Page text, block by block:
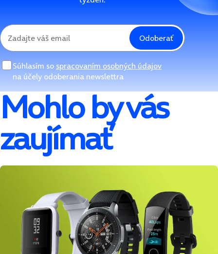
Odoberať
Súhlasím so spracovaním osobných údajov
na účely odoberania newslettra
Mohlo by vás
zaujímať